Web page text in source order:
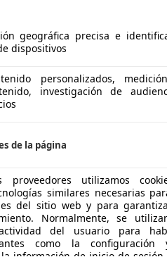
geográfica precisa e
dispositivos
personalizados,
investigación de
de la página
proveedores utilizamos
similares necesarias
del sitio web y para
Normalmente, se
del usuario para
como la
y toda la belleza de un
el Amalfi Spider, su